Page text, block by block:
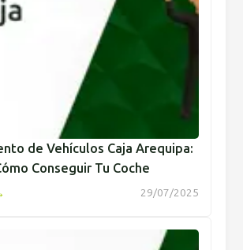
de Vehículos Caja Arequipa:
Conseguir Tu Coche
29/07/2025